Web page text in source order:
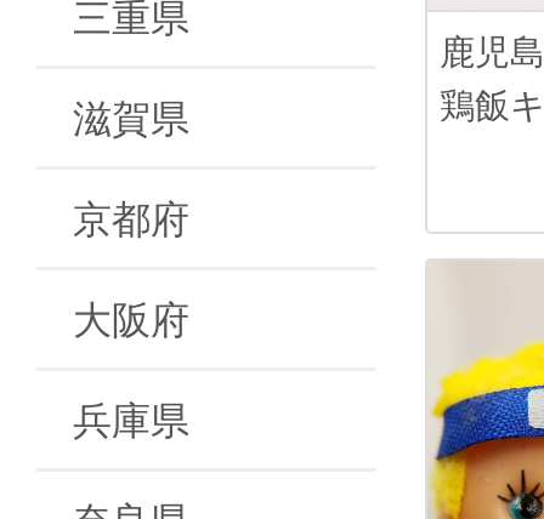
三重県
滋賀県
京都府
大阪府
兵庫県
鹿児
鶏飯